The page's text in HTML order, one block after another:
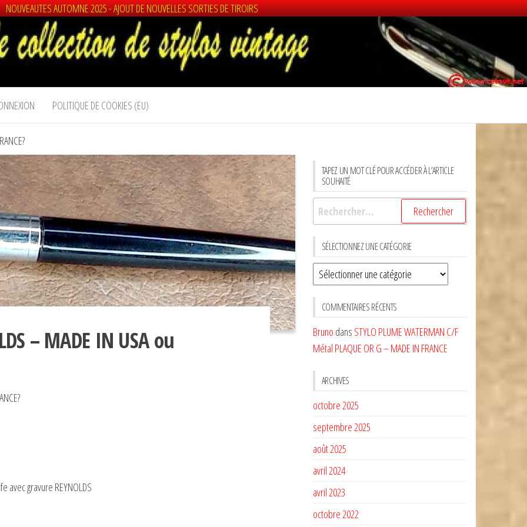
NOUVEAUTES AUTOMNE 2025 - AJOUT DE NOUVELLES SORTIES DE TIROIRS
POLITIQUE DE COOKIES (EU)
– MADE IN USA ou
avec gravure REYNOLDS
TAPEZ UN MOT CLÉ POUR ACCÉDER À L’ARTICLE
SOUHAITÉ
Rechercher :
SÉLECTIONNEZ UNE CATÉGORIE
Sélectionnez
une
CATÉGORIE
COMMENTAIRES RÉCENTS
Bruno dans STYLO PLUME WATERMAN C/F
Métal PLAQUE OR G – MADE IN FRANCE
ARCHIVES
octobre 2025
septembre 2025
août 2025
avril 2024
avril 2023
octobre 2022